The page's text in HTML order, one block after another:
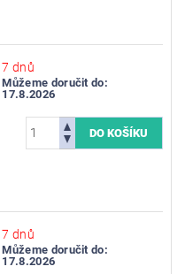
7 dnů
Můžeme doručit do:
17.8.2026
7 dnů
Můžeme doručit do:
17.8.2026